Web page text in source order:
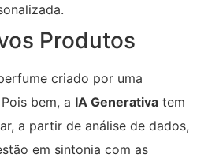
Produtos
criado por uma
bem, a IA Generativa tem
a partir de análise de dados,
em sintonia com as